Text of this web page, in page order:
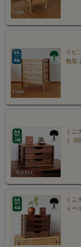
デスクや棚
類や小物
リビ
無垢
ミニ
ト 3
ミニ
ォー